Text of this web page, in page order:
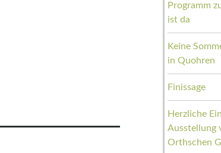
Programm
ist da
Keine
in Quohren
Finissage
Herzliche
Ausstellung
Orthschen